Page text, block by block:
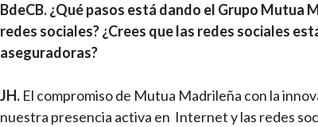
BdeCB.¿Qué pasos está dando el Grupo Mutua
redes sociales? ¿Crees que las redes sociales
aseguradoras?
JH. El compromiso de Mutua Madrileña con la
nuestra presencia activa en Internet y las redes